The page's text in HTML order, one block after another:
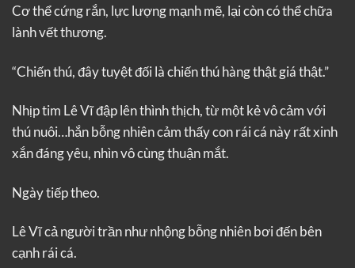
Cơ thể cứng rắn, lực lượng mạnh mẽ, lại còn có thể chữa
lành vết thương.
“Chiến thú, đây tuyệt đối là chiến thú hàng thật giá thật.”
Nhịp tim Lê Vĩ đập lên thình thịch, từ một kẻ vô cảm với
thú nuôi…hắn bỗng nhiên cảm thấy con rái cá này rất xinh
xắn đáng yêu, nhìn vô cùng thuận mắt.
Ngày tiếp theo.
Lê Vĩ cả người trần như nhộng bỗng nhiên bơi đến bên
cạnh rái cá.